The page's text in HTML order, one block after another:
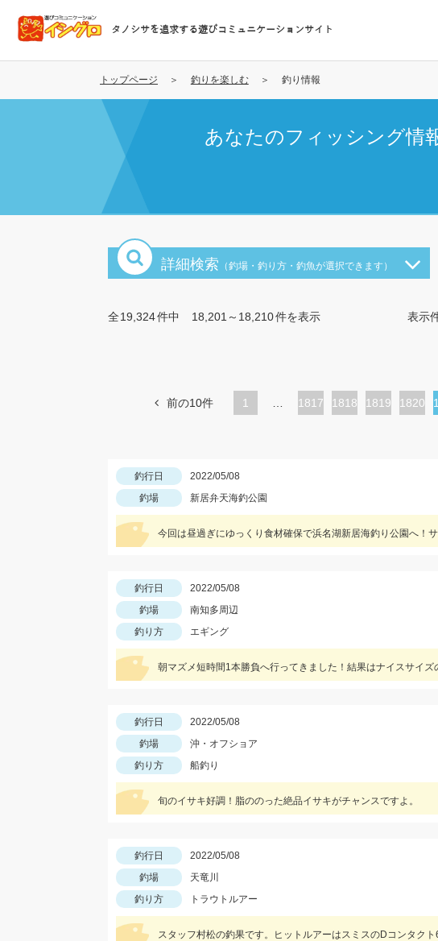
コ
テ
タノシサを追求する遊びコミュニケーションサイト
トップページ 釣りを楽しむ 釣り情報
あなたのフィッシング情
詳細検索 （釣場・釣り方・釣魚が選択できます）
全19,324件中 18,201～18,210件を表示 表示
前の10件 1
ペ
1817
ペ
1818
ペ
1819
ペ
1820
釣行日 2022/05/08
釣場
新居弁天海釣公園
今回は昼過ぎにゆっくり食材確保で浜名湖新居海釣り公園へ！
釣行日 2022/05/08
釣場
南知多周辺
釣り方
エギング
朝マズメ短時間1本勝負へ行ってきました！結果はナイスサイズ
釣行日 2022/05/08
釣場
沖・オフショア
釣り方
船釣り
旬のイサキ好調！脂ののった絶品イサキがチャンスですよ。
釣行日 2022/05/08
釣場
天竜川
釣り方
トラウトルアー
スタッフ村松の釣果です。ヒットルアーはスミスのDコンタクト